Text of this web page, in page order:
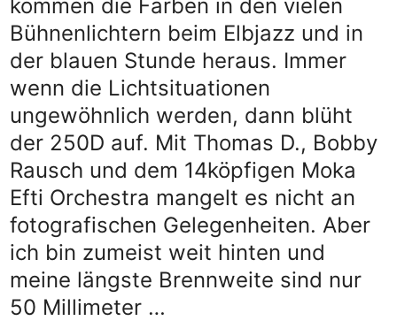
kommen die Farben in den vielen
Bühnenlichtern beim Elbjazz und in
der blauen Stunde heraus. Immer
wenn die Lichtsituationen
ungewöhnlich werden, dann blüht
der 250D auf. Mit Thomas D., Bobby
Rausch und dem 14köpfigen Moka
Efti Orchestra mangelt es nicht an
fotografischen Gelegenheiten. Aber
ich bin zumeist weit hinten und
meine längste Brennweite sind nur
50 Millimeter …